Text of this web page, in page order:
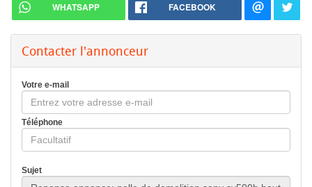
WHATSAPP FACEBOOK
Contacter l'annonceur
Votre e-mail
Téléphone
Sujet